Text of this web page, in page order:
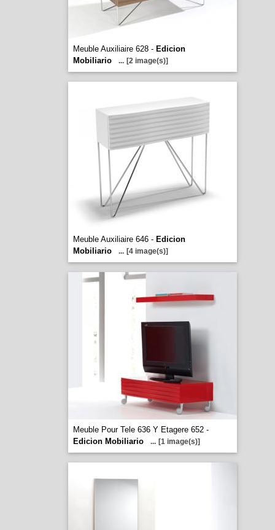
Meuble Auxiliaire 628 - Edicion
Mobiliario
... [2 image(s)]
Meuble Auxiliaire 646 - Edicion
Mobiliario
... [4 image(s)]
Meuble Pour Tele 636 Y Etagere 652 -
Edicion Mobiliario
... [1 image(s)]